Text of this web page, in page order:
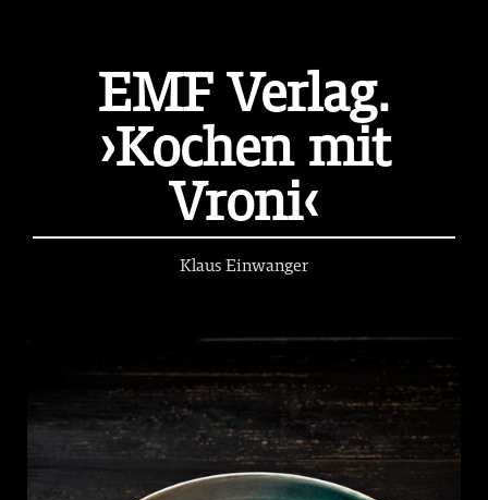
EMF Verlag.
›Kochen mit
Vroni‹
Klaus Einwanger